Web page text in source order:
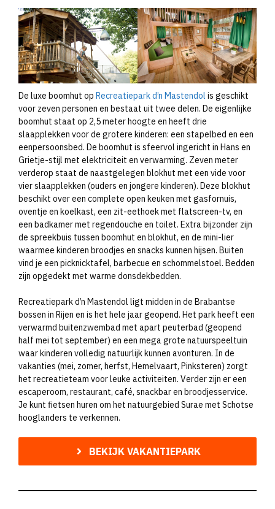
De luxe boomhut op Recreatiepark d’n Mastendol is geschikt
voor zeven personen en bestaat uit twee delen. De eigenlijke
boomhut staat op 2,5 meter hoogte en heeft drie
slaapplekken voor de grotere kinderen: een stapelbed en een
eenpersoonsbed. De boomhut is sfeervol ingericht in Hans en
Grietje-stijl met elektriciteit en verwarming. Zeven meter
verderop staat de naastgelegen blokhut met een vide voor
vier slaapplekken (ouders en jongere kinderen). Deze blokhut
beschikt over een complete open keuken met gasfornuis,
oventje en koelkast, een zit-eethoek met flatscreen-tv, en
een badkamer met regendouche en toilet. Extra bijzonder zijn
de spreekbuis tussen boomhut en blokhut, en de mini-lier
waarmee kinderen broodjes en snacks kunnen hijsen. Buiten
vind je een picknicktafel, barbecue en schommelstoel. Bedden
zijn opgedekt met warme donsdekbedden.
Recreatiepark d’n Mastendol ligt midden in de Brabantse
bossen in Rijen en is het hele jaar geopend. Het park heeft een
verwarmd buitenzwembad met apart peuterbad (geopend
half mei tot september) en een mega grote natuurspeeltuin
waar kinderen volledig natuurlijk kunnen avonturen. In de
vakanties (mei, zomer, herfst, Hemelvaart, Pinksteren) zorgt
het recreatieteam voor leuke activiteiten. Verder zijn er een
escaperoom, restaurant, café, snackbar en broodjesservice.
Je kunt fietsen huren om het natuurgebied Surae met Schotse
hooglanders te verkennen.
BEKIJK VAKANTIEPARK